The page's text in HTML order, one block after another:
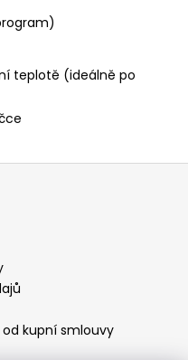
teplotě (ideálně po
kupní smlouvy